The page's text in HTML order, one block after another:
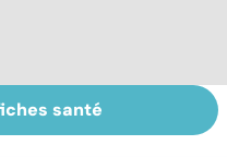
: la
avant
santé